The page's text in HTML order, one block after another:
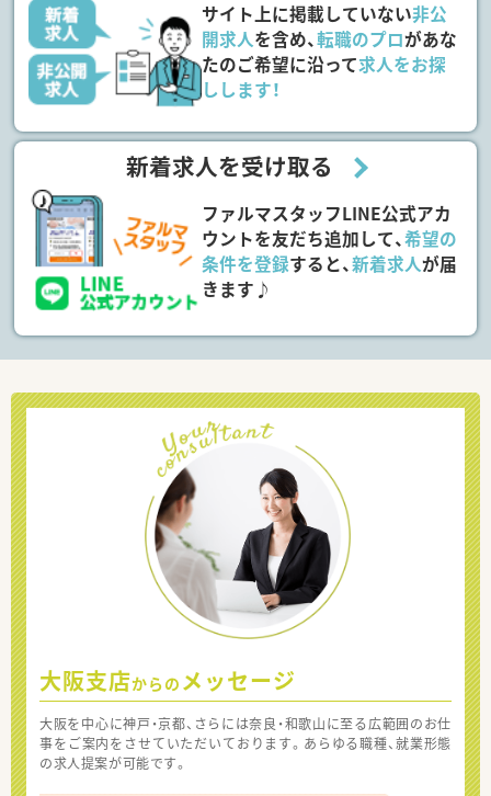
サイト上に掲載していない非公
開求人を含め、転職のプロがあな
たのご希望に沿って求人をお探
しします！
新着求人を受け取る
ファルマスタッフLINE公式アカ
ウントを友だち追加して、希望の
条件を登録すると、新着求人が届
きます♪
大阪支店からの メッセージ
大阪を中心に神戸・京都、さらには奈良・和歌山に至る広範囲のお仕
事をご案内をさせていただいております。あらゆる職種、就業形態
の求人提案が可能です。